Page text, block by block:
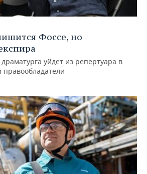
Фоссе, но
уйдет из репертуара в
правообладатели